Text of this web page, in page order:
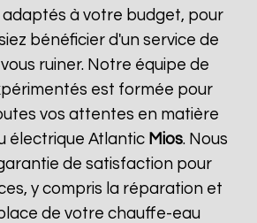
à votre budget, pour
bénéficier d'un service de
ruiner. Notre équipe de
est formée pour
vos attentes en matière
électrique Atlantic Mios. Nous
de satisfaction pour
y compris la réparation et
de votre chauffe-eau